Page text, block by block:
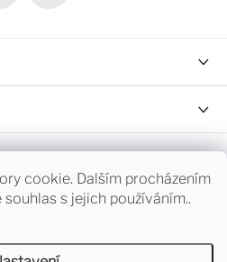
cookie. Dalším procházením
s jejich používáním..
a vrácení zboží